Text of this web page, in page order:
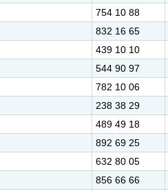
754 10 88
832 16 65
439 10 10
544 90 97
782 10 06
238 38 29
489 49 18
892 69 25
632 80 05
856 66 66